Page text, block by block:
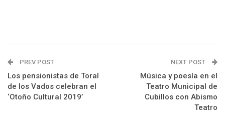
PREV POST
Los pensionistas de Toral
de los Vados celebran el
‘Otoño Cultural 2019’
NEXT POST
Música y poesía en el
Teatro Municipal de
Cubillos con Abismo
Teatro